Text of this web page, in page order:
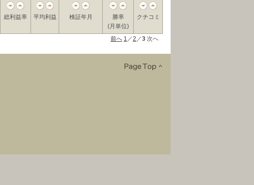
総利益率 平均利益 検証年月
勝率
(月単位)
クチコミ
前へ 1 ／2 ／3 次へ